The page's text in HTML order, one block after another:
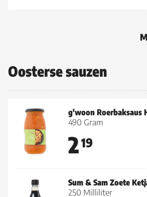
Oosterse sauzen
g'woon Roerbaksaus
490 Gram
219
Sum & Sam Zoete
250 Milliliter